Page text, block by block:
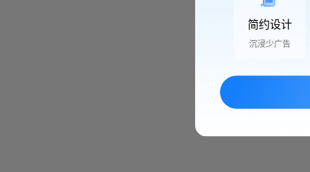
简约设计
沉浸少广告